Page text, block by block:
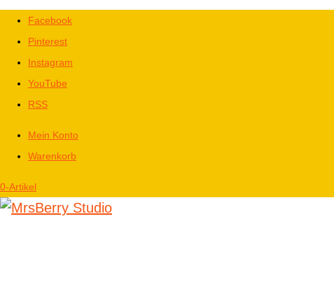
Facebook
Pinterest
Instagram
YouTube
RSS
Mein Konto
Warenkorb
0-Artikel